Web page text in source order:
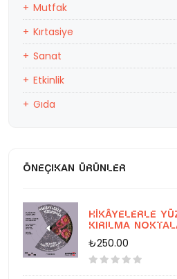
Mutfak
Kırtasiye
Sanat
Etkinlik
Gıda
ÖNEÇIKAN ÜRÜNLER
Hikâyelerle
Kırılma
₺250.00